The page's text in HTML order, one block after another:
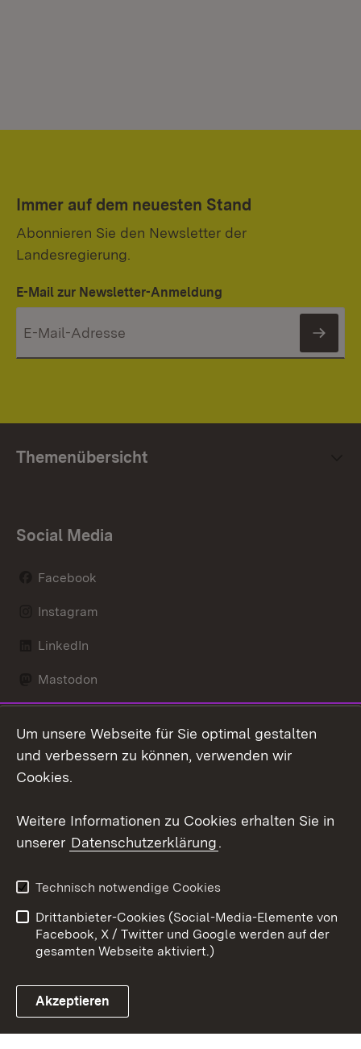
Immer auf dem neuesten Stand
Abonnieren Sie den Newsletter der
Landesregierung.
E-Mail zur Newsletter-Anmeldung
Themenübersicht
Social Media
Facebook
Instagram
LinkedIn
Mastodon
X / Twitter
Youtube
Link zum Landesportal
Kontakt
Datenschutz
Barrierefreiheit
Impressum Cookies
Um unsere Webseite für Sie optimal gestalten
und verbessern zu können, verwenden wir
Cookies.
Weitere Informationen zu Cookies erhalten Sie in
unserer Datenschutzerklärung.
Technisch notwendige Cookies
Drittanbieter-Cookies (Social-Media-Elemente von
Facebook, X / Twitter und Google werden auf der
gesamten Webseite aktiviert.)
Akzeptieren